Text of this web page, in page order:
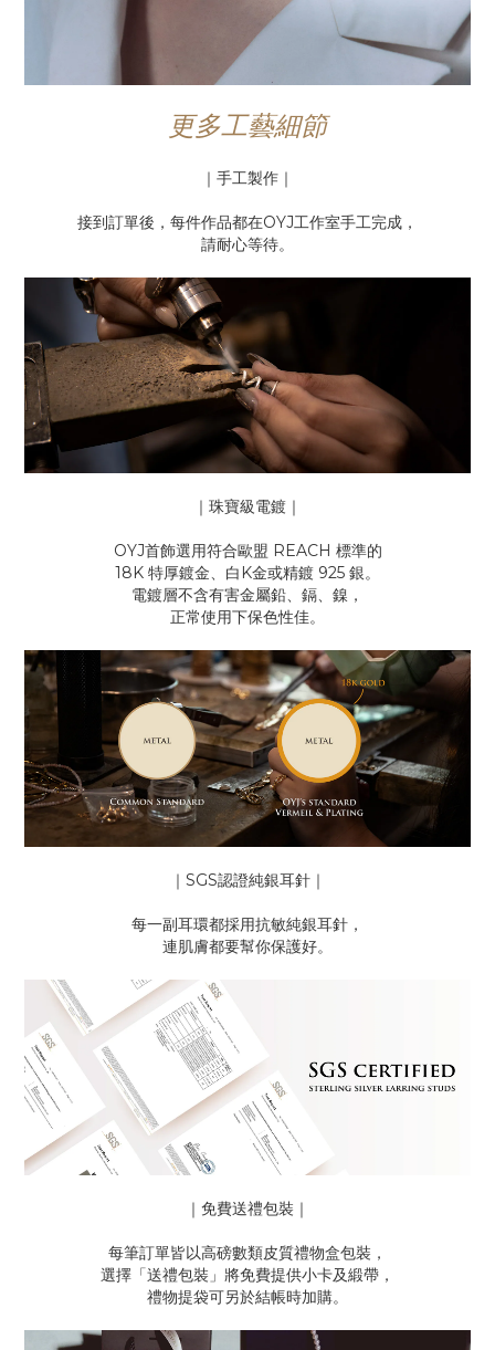
更多工藝細節
｜手工製作｜
接到訂單後，每件作品都在OYJ工作室手工完成，
請耐心等待。
｜珠寶級電鍍｜
OYJ首飾選用符合歐盟 REACH 標準的
18K 特厚鍍金、白K金或精鍍 925 銀。
電鍍層不含有害金屬鉛、鎘、鎳，
正常使用下保色性佳。
｜SGS認證純銀耳針｜
每一副耳環都採用抗敏純銀耳針，
連肌膚都要幫你保護好。
｜免費送禮包裝｜
每筆訂單皆以高磅數類皮質禮物盒包裝，
選擇「送禮包裝」將免費提供小卡及緞帶，
禮物提袋可另於結帳時加購。